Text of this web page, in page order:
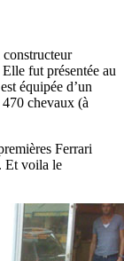
fut présentée au
équipée d’un
chevaux (à
Ferrari
Et voila le